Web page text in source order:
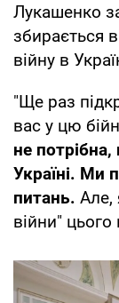
Лукашенко
збирається
війну в
"Ще раз
вас у цю
не
Україні. Ми
питань. Але,
війни" цього